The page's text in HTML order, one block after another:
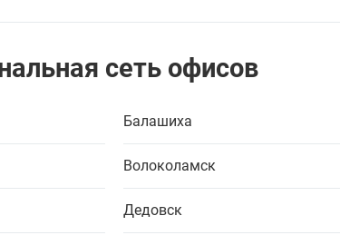
сеть офисов
Балашиха
Волоколамск
Дедовск